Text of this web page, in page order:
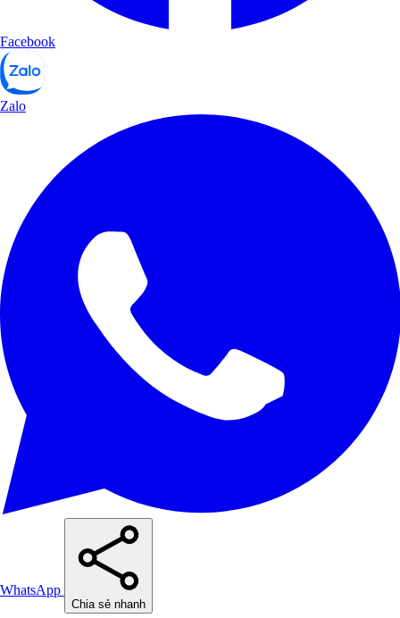
Facebook
Zalo
WhatsApp
Chia sẻ nhanh